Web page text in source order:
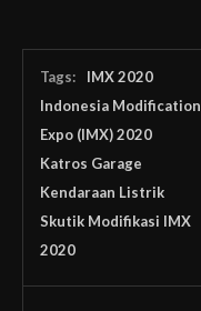
Tags:
IMX 2020
Indonesia Modification
Expo (IMX) 2020
Katros Garage
Kendaraan Listrik
Skutik Modifikasi IMX
2020